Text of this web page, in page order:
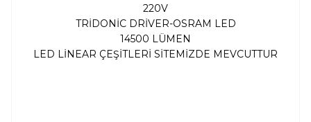
220V
TRİDONİC DRİVER-OSRAM LED
14500 LÜMEN
LED LİNEAR ÇEŞİTLERİ SİTEMİZDE MEVCUTTUR